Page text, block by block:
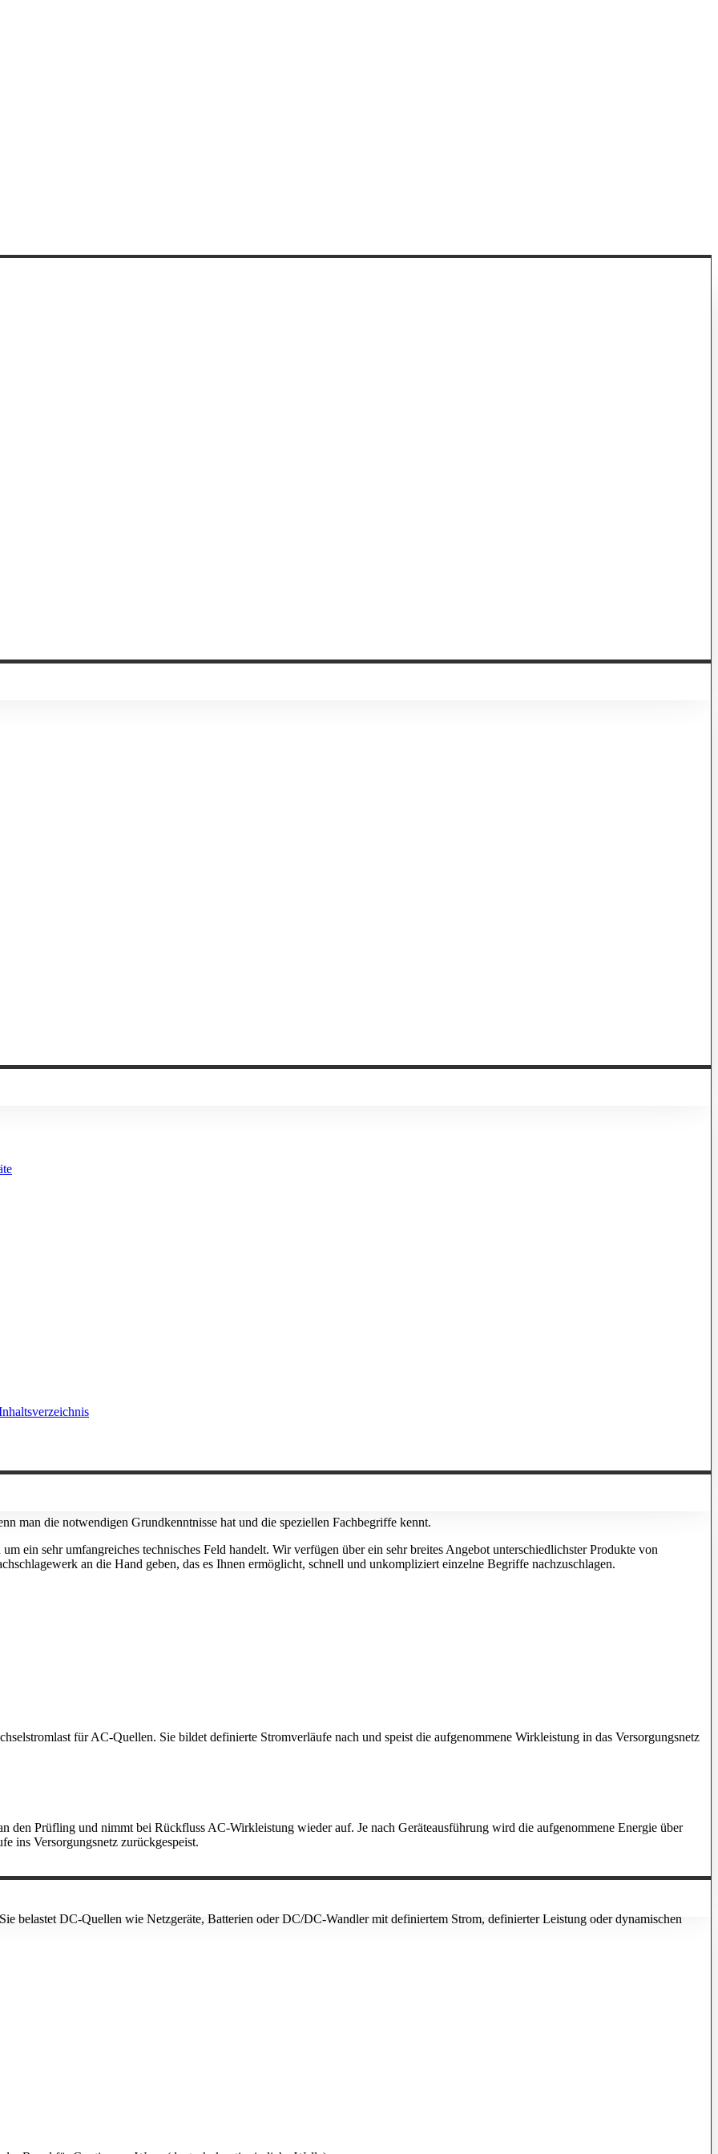
man die notwendigen Grundkenntnisse hat und die speziellen Fachbegriffe kennt.
ein sehr umfangreiches technisches Feld handelt. Wir verfügen über ein sehr breites Angebot unterschiedlichster Produkte von
an die Hand geben, das es Ihnen ermöglicht, schnell und unkompliziert einzelne Begriffe nachzuschlagen.
für AC-Quellen. Sie bildet definierte Stromverläufe nach und speist die aufgenommene Wirkleistung in das Versorgungsnetz
den Prüfling und nimmt bei Rückfluss AC-Wirkleistung wieder auf. Je nach Geräteausführung wird die aufgenommene Energie über
ins Versorgungsnetz zurückgespeist.
belastet DC-Quellen wie Netzgeräte, Batterien oder DC/DC-Wandler mit definiertem Strom, definierter Leistung oder dynamischen